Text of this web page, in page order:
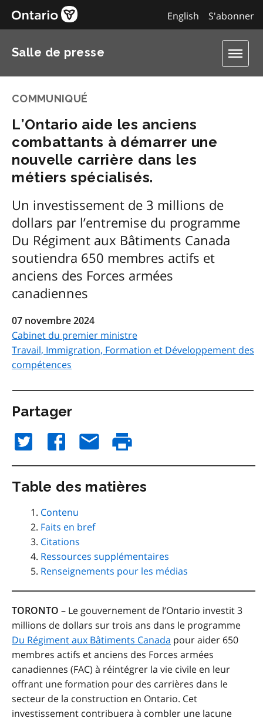
S'abonner
English
Salle de presse
COMMUNIQUÉ
L’Ontario aide les anciens
combattants à démarrer une
nouvelle carrière dans les
métiers spécialisés.
Un investissement de 3 millions de
dollars par l’entremise du programme
Du Régiment aux Bâtiments Canada
soutiendra 650 membres actifs et
anciens des Forces armées
canadiennes
07 novembre 2024
Cabinet du premier ministre
Travail, Immigration, Formation et Développement des
compétences
Partager
Table des matières
Contenu
Faits en bref
Citations
Ressources supplémentaires
Renseignements pour les médias
TORONTO – Le gouvernement de l’Ontario investit 3
millions de dollars sur trois ans dans le programme
Du Régiment aux Bâtiments Canada pour aider 650
membres actifs et anciens des Forces armées
canadiennes (FAC) à réintégrer la vie civile en leur
offrant une formation pour des carrières dans le
secteur de la construction en Ontario. Cet
investissement contribuera à combler une lacune